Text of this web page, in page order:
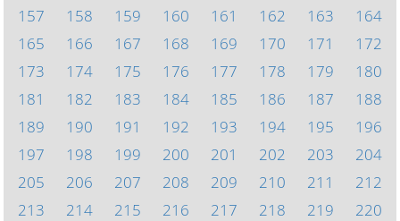
157
158 159 160 161 162 163
164
165
166 167 168 169 170 171
172
173
174 175 176 177 178 179
180
181
182 183 184 185 186 187
188
189
190 191 192 193 194 195
196
197
198 199 200 201 202 203
204
205
206 207 208 209 210 211
212
213
214 215 216 217 218 219
220